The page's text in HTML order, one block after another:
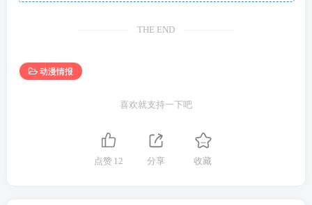
THE END
动漫情报
喜欢就支持一下吧
点赞 12 分享 收藏